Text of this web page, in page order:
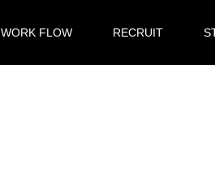
WORK FLOW RECRUIT